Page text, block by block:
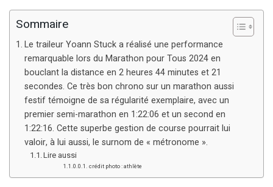
Sommaire
Le traileur Yoann Stuck a réalisé une performance
remarquable lors du Marathon pour Tous 2024 en
bouclant la distance en 2 heures 44 minutes et 21
secondes. Ce très bon chrono sur un marathon aussi
festif témoigne de sa régularité exemplaire, avec un
premier semi-marathon en 1:22:06 et un second en
1:22:16. Cette superbe gestion de course pourrait lui
valoir, à lui aussi, le surnom de « métronome ».
Lire aussi
crédit photo : athlète